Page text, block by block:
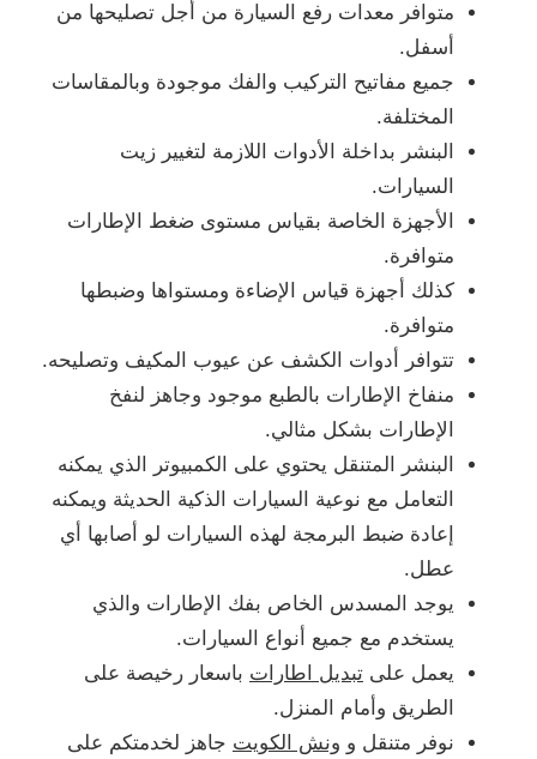
متوافر معدات رفع السيارة من أجل تصليحها من
أسفل.
جميع مفاتيح التركيب والفك موجودة وبالمقاسات
المختلفة.
البنشر بداخلة الأدوات اللازمة لتغيير زيت
السيارات.
الأجهزة الخاصة بقياس مستوى ضغط الإطارات
متوافرة.
كذلك أجهزة قياس الإضاءة ومستواها وضبطها
متوافرة.
تتوافر أدوات الكشف عن عيوب المكيف وتصليحه.
منفاخ الإطارات بالطبع موجود وجاهز لنفخ
الإطارات بشكل مثالي.
البنشر المتنقل يحتوي على الكمبيوتر الذي يمكنه
التعامل مع نوعية السيارات الذكية الحديثة ويمكنه
إعادة ضبط البرمجة لهذه السيارات لو أصابها أي
عطل.
يوجد المسدس الخاص بفك الإطارات والذي
يستخدم مع جميع أنواع السيارات.
يعمل على تبديل اطارات باسعار رخيصة على
الطريق وأمام المنزل.
نوفر متنقل و ونش الكويت جاهز لخدمتكم على